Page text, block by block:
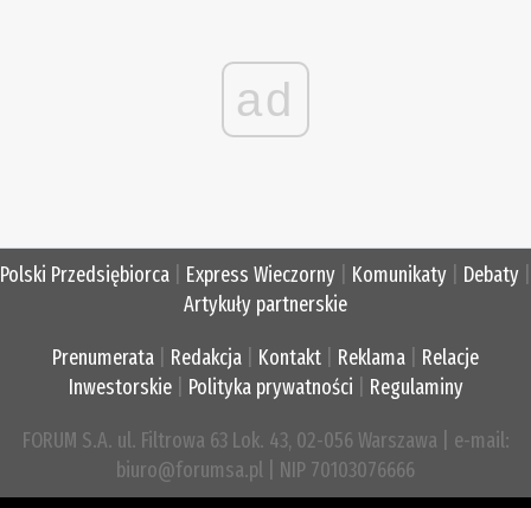
ad
Polski Przedsiębiorca Express Wieczorny Komunikaty Debaty
Artykuły partnerskie
Prenumerata Redakcja Kontakt Reklama
Relacje
Inwestorskie| Polityka prywatności Regulaminy
FORUM S.A. ul. Filtrowa 63 Lok. 43, 02-056 Warszawa | e-mail:
biuro@forumsa.pl | NIP 70103076666